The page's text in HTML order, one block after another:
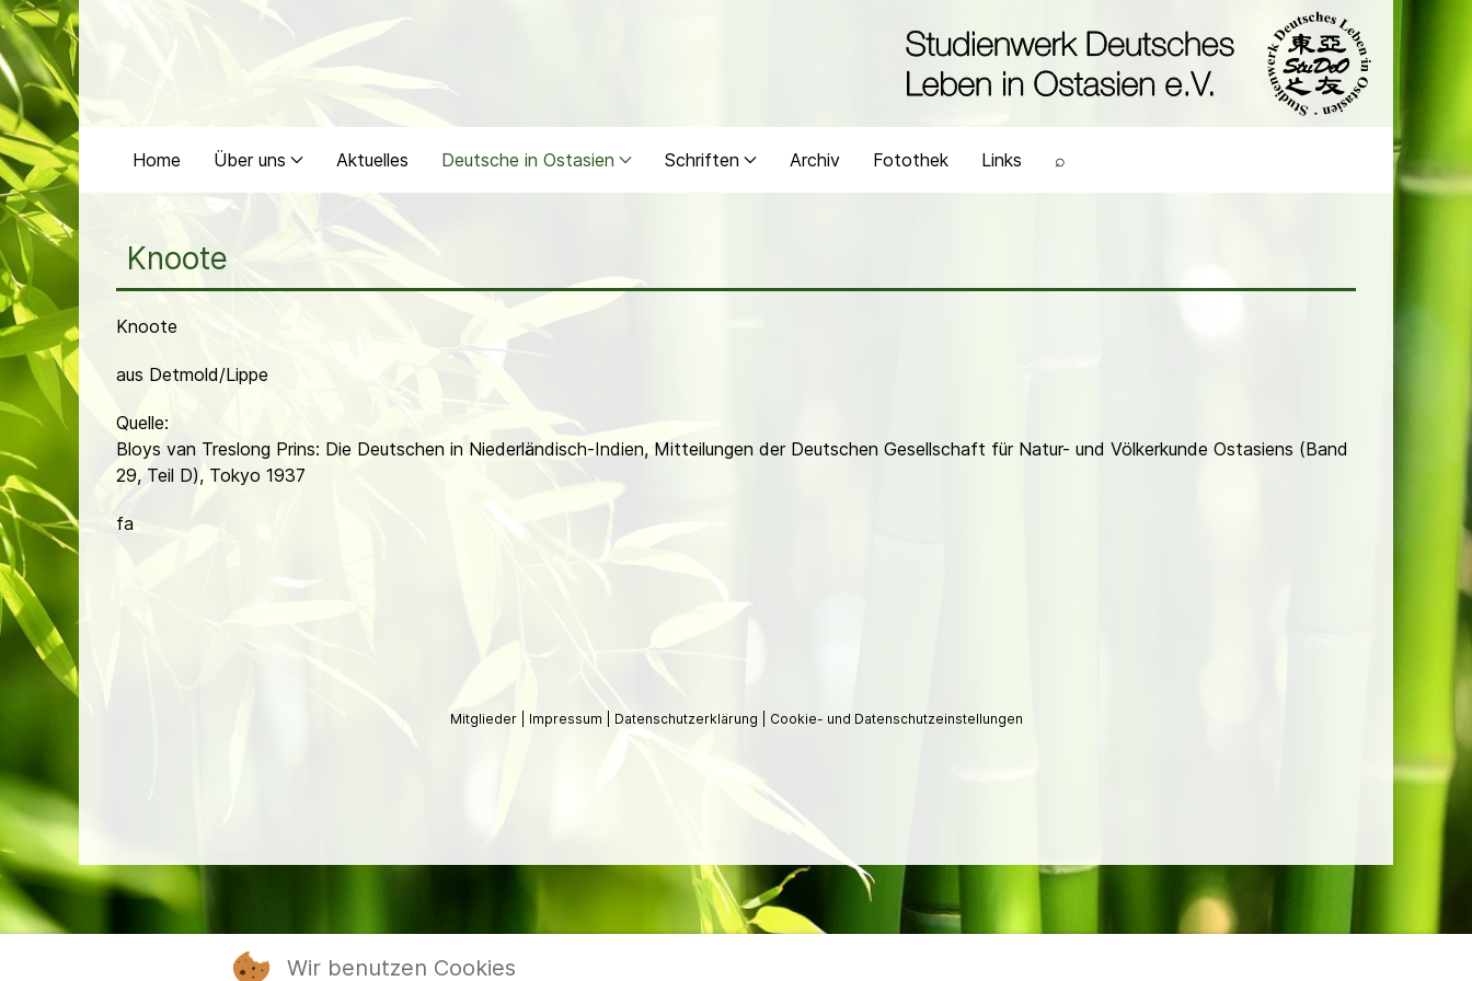
Home Über uns Aktuelles Deutsche in Ostasien Schriften Archiv Fotothek Links ⌕
Knoote
Knoote
aus Detmold/Lippe
Quelle:
Bloys van Treslong Prins: Die Deutschen in Niederländisch-Indien, Mitteilungen der Deutschen Gesellschaft für Natur- und Völkerkunde Ostasiens (Band
29, Teil D), Tokyo 1937
fa
Mitglieder Impressum Datenschutzerklärung Cookie- und Datenschutzeinstellungen
Wir benutzen Cookies